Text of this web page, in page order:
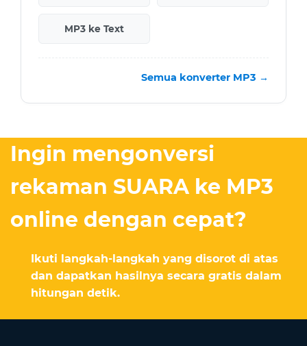
MP3 ke Text
Semua konverter MP3 →
Ingin mengonversi
rekaman SUARA ke MP3
online dengan cepat?
Ikuti langkah-langkah yang disorot di atas
dan dapatkan hasilnya secara gratis dalam
hitungan detik.